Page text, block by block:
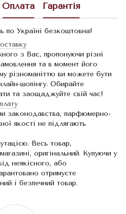
Оплата Гарантія
по Україні безкоштовна!
з Вас, пропонуючи різні
та в момент його
різноманіттю ви можете бути
шопінгу. Обирайте
та заощаджуйте свій час!
законодавства, парфюмерно-
якості не підлягають
Весь товар,
оригінальний. Купуючи у
неякісного, або
отримуєте
і безпечний товар.